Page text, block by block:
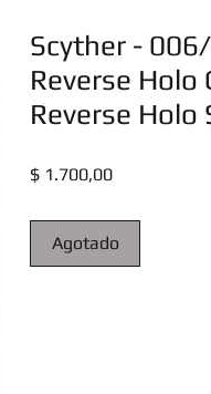
Scyther -
Reverse Holo
Reverse Holo
$ 1.700,00Precio
Agotado